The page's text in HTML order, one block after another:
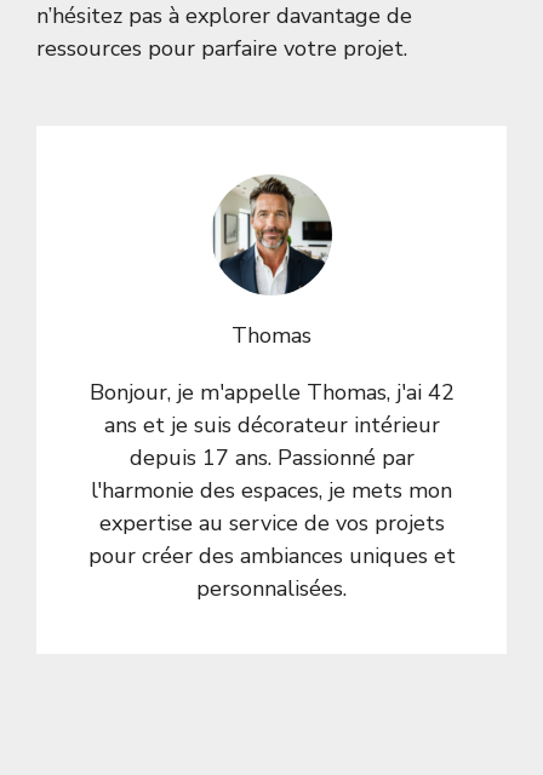
n’hésitez pas à explorer davantage de
ressources pour parfaire votre projet.
Thomas
Bonjour, je m'appelle Thomas, j'ai 42
ans et je suis décorateur intérieur
depuis 17 ans. Passionné par
l'harmonie des espaces, je mets mon
expertise au service de vos projets
pour créer des ambiances uniques et
personnalisées.